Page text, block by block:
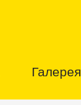
Галерея